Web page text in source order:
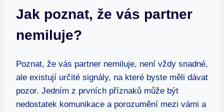
Jak poznat, že vás partner
nemiluje?
Poznat, že vás partner nemiluje, není vždy snadné,
ale existují určité signály, na které byste měli dávat
pozor. Jedním z prvních příznaků může být
nedostatek komunikace a porozumění mezi vámi a